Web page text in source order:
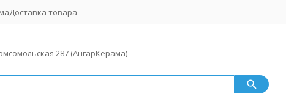
Доставка товара
287 (АнгарКерама)